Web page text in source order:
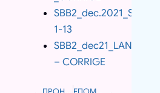
SBB2_dec.2021_Sujets
1-13
– CORRIGE